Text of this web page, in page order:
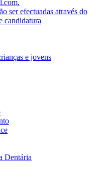
ser efectuadas através do
candidatura
e jovens
Dentária